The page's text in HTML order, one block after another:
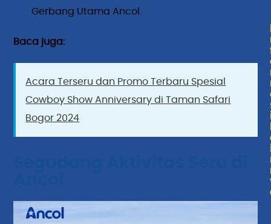
Gerbang Utama Ancol.
Baca juga:
Acara Terseru dan Promo Terbaru Spesial
Cowboy Show Anniversary di Taman Safari
Bogor 2024